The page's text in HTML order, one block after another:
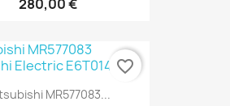
280,00 €
MR577083...
favorite_border